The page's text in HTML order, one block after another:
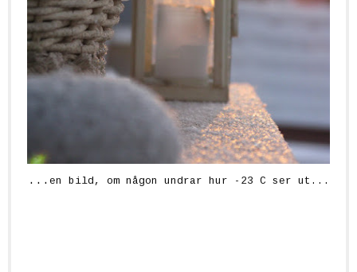
... en bild, om någon undrar hur -23 C ser ut...